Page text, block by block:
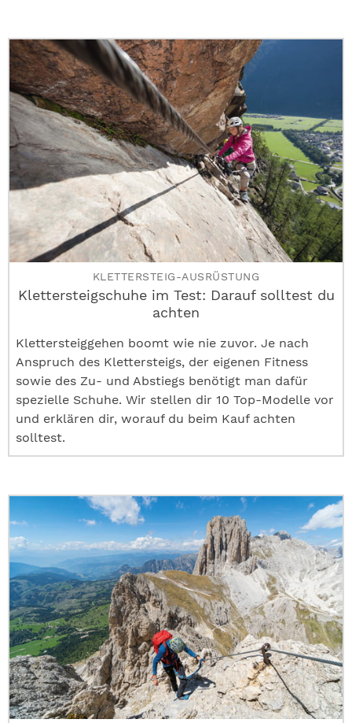
KLETTERSTEIG-AUSRÜSTUNG
Klettersteigschuhe im Test: Darauf solltest du
achten
Klettersteiggehen boomt wie nie zuvor. Je nach
Anspruch des Klettersteigs, der eigenen Fitness
sowie des Zu- und Abstiegs benötigt man dafür
spezielle Schuhe. Wir stellen dir 10 Top-Modelle vor
und erklären dir, worauf du beim Kauf achten
solltest.